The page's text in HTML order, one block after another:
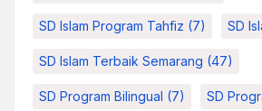
SD Islam Program Tahfiz (7) SD
SD Islam Terbaik Semarang (47)
SD Program Bilingual (7) SD